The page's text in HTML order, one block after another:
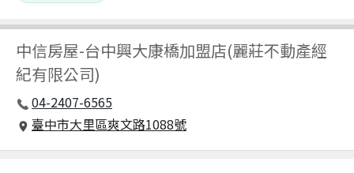
中信房屋-台中興大康橋加盟店(麗莊不動產經
紀有限公司)
04-2407-6565
臺中市大里區爽文路1088號